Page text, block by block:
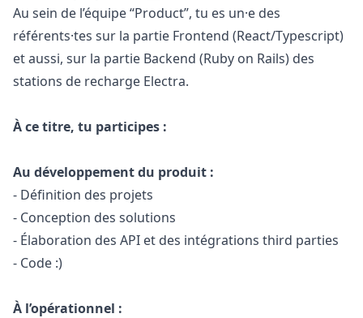
Au sein de l’équipe “Product”, tu es un·e des
référents·tes sur la partie Frontend (React/Typescript)
et aussi, sur la partie Backend (Ruby on Rails) des
stations de recharge Electra.
À ce titre, tu participes :
Au développement du produit :
- Définition des projets
- Conception des solutions
- Élaboration des API et des intégrations third parties
- Code :)
À l’opérationnel :